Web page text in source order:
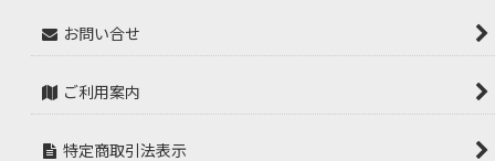
お問い合せ
ご利用案内
特定商取引法表示